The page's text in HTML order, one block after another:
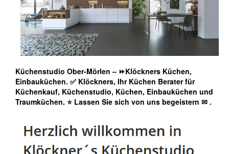
Küchenstudio Ober-Mörlen – ⏩Klöckners Küchen,
Einbauküchen. ✅ Klöckners, Ihr Küchen Berater für
Küchenkauf, Küchenstudio, Küchen, Einbauküchen und
Traumküchen. ⭐ Lassen Sie sich von uns begeistern ✉ .